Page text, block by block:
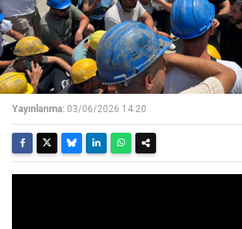
Yayınlanma: 03/06/2026 14:20